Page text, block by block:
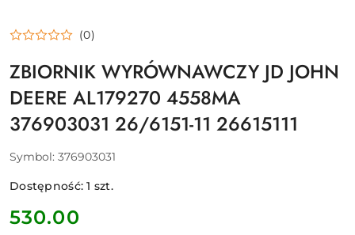
(0)
ZBIORNIK WYRÓWNAWCZY JD JOHN
DEERE AL179270 4558MA
376903031 26/6151-11 26615111
Symbol: 376903031
Dostępność:1 szt.
cena:
530.00